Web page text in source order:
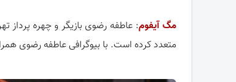
مگ آیفوم: عاطفه رضوی بازیگر و چهره پرداز
متعدد کرده است. با بیوگرافی عاطفه رضوی